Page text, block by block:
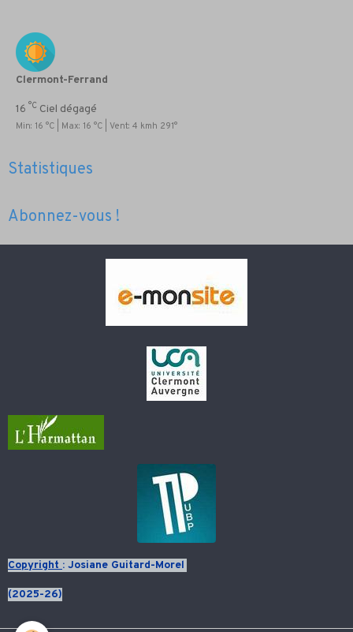
Clermont-Ferrand
16 °C Ciel dégagé
Min: 16 °C | Max: 16 °C | Vent: 4 kmh 291°
Statistiques
Abonnez-vous !
Copyright : Josiane Guitard-Morel
(2025-26)